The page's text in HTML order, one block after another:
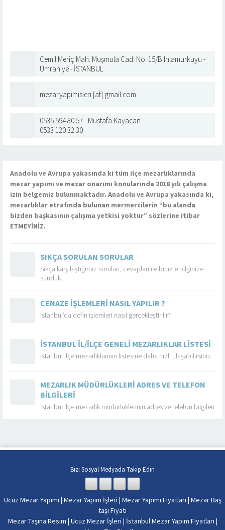
Cemil Meriç Mah. Muşmula Cad. No: 15/B Ihlamurkuyu -
Ümraniye - İSTANBUL
mezaryapimisleri [at] gmail.com
0535 594 80 57 - Mustafa Kayacan
0533 120 32 30
Anadolu ve Avrupa yakasında ki tüm ilçe mezarlıklarında
mezar yapımı ve mezar onarımı konularında 2018 yılı çalışma
izin belgemiz bulunmaktadır. Anadolu ve Avrupa yakasında ki,
mezarlıklar etrafında bulunan mermercilerin “bu alanda
bizden başkasının çalışma yetkisi yoktur” sözlerine itibar
ETMEYİNİZ.
SIKÇA SORULAN SORULAR
Sıkça karşılaştığımız soruları, cevapları ile birlikte bilginize
sunduk.
CENAZE İŞLEMLERI NASIL YAPILIR ?
İstanbul’da defin işlemleri nasıl gerçekleştirilir?
İSTANBUL İL/İLÇE GENELI MEZARLIKLAR LISTESI
İstanbul ilçe mezarlıklarının listesine daha hızlı ulaşabilirsiniz.
MEZARLIK MÜDÜRLÜKLERI ADRES VE TELEFON
BILGILERI
İstanbul ilçe mezarlık müdürlüklerinin adres ve telefon bilgileri
Bizi Sosyal Medyada Takip Edin
Ucuz Mezar Yapımı | Mezar Yapım İşleri | Mezar Yapımı Fiyatları | Mezar Baş
taşı Fiyatı
Mezar Taşına Resim | Ucuz Mezar İşleri | İstanbul Mezar Yapım Fiyatları |